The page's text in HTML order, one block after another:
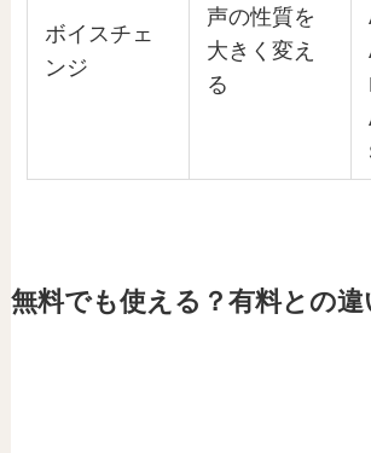
ボイスチェ
ンジ
声の性質を
大きく変え
る
無料でも使える？有料との違